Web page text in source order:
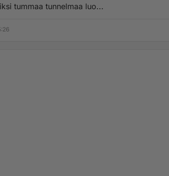
tummaa tunnelmaa luo...